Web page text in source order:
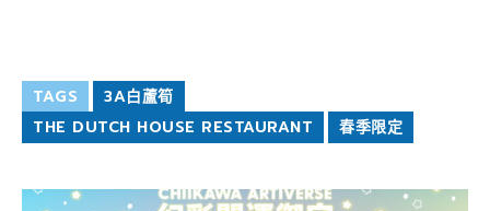
TAGS
3A白蘆筍
THE DUTCH HOUSE RESTAURANT
春季限定